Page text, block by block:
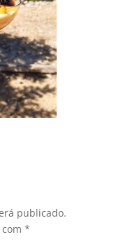
publicado.
*